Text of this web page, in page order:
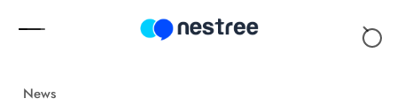
News